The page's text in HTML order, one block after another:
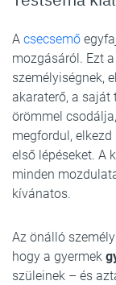
A csecsemő
mozgásáról. Ezt
személyiségnek,
akaraterő, a saját
örömmel
megfordul,
első lépéseket. A
minden
kívánatos.
Az önálló
hogy a gyermek
szüleinek – és